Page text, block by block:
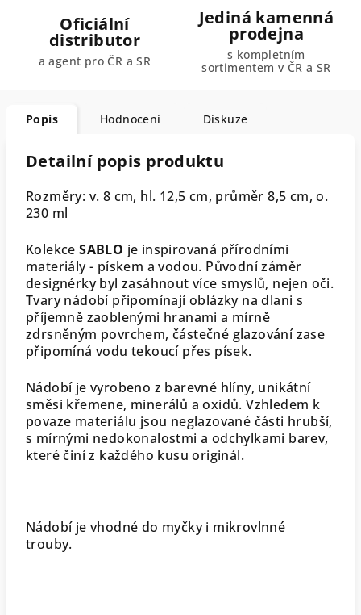
Oficiální
distributor
a agent pro ČR a SR
Jediná kamenná
prodejna
s kompletním
sortimentem v ČR a SR
Popis Hodnocení Diskuze
Detailní popis produktu
Rozměry: v. 8 cm, hl. 12,5 cm, průměr 8,5 cm, o.
230 ml
Kolekce SABLO je inspirovaná přírodními
materiály - pískem a vodou. Původní záměr
designérky byl zasáhnout více smyslů, nejen oči.
Tvary nádobí připomínají oblázky na dlani s
příjemně zaoblenými hranami a mírně
zdrsněným povrchem, částečné glazování zase
připomíná vodu tekoucí přes písek.
Nádobíje vyrobeno z barevné hlíny, unikátní
směsi křemene, minerálů a oxidů. Vzhledem k
povaze materiálu jsou neglazované části hrubší,
s mírnými nedokonalostmi a odchylkami barev,
které činí z každého kusu originál.
Nádobí je vhodné do myčky i mikrovlnné
trouby.